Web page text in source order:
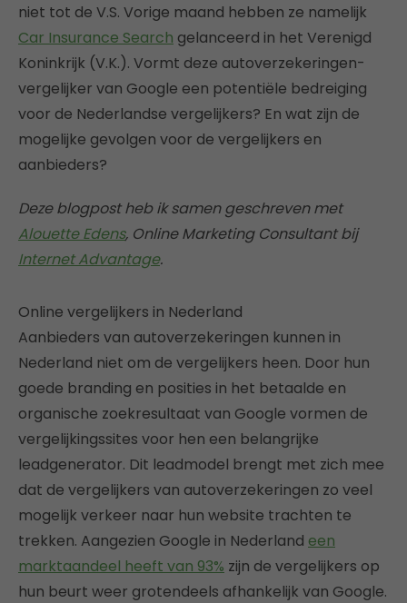
niet tot de V.S. Vorige maand hebben ze namelijk
Car Insurance Search gelanceerd in het Verenigd
Koninkrijk (V.K.). Vormt deze autoverzekeringen-
vergelijker van Google een potentiële bedreiging
voor de Nederlandse vergelijkers? En wat zijn de
mogelijke gevolgen voor de vergelijkers en
aanbieders?
Deze blogpost heb ik samen geschreven met
Alouette Edens, Online Marketing Consultant bij
Internet Advantage.
Online vergelijkers in Nederland
Aanbieders van autoverzekeringen kunnen in
Nederland niet om de vergelijkers heen. Door hun
goede branding en posities in het betaalde en
organische zoekresultaat van Google vormen de
vergelijkingssites voor hen een belangrijke
leadgenerator. Dit leadmodel brengt met zich mee
dat de vergelijkers van autoverzekeringen zo veel
mogelijk verkeer naar hun website trachten te
trekken. Aangezien Google in Nederland een
marktaandeel heeft van 93% zijn de vergelijkers op
hun beurt weer grotendeels afhankelijk van Google.